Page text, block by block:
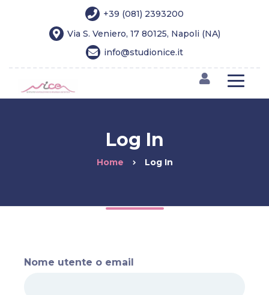
+39 (081) 2393200
Via S. Veniero, 17 80125, Napoli (NA)
info@studionice.it
Log In
Home Log In
Nome utente o email